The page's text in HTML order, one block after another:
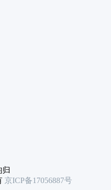
归
京ICP备17056887号